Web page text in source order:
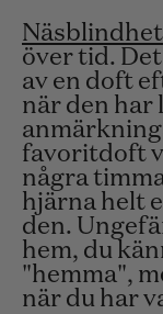
Näsblindhet
över tid.
av en doft
när den har
favoritdoft
några
hjärna helt
den.
hem, du
"hemma",
när du har